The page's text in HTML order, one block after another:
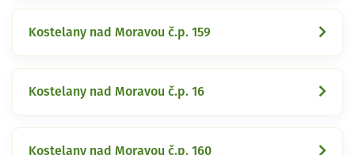
Kostelany nad Moravou č.p. 159
Kostelany nad Moravou č.p. 16
Kostelany nad Moravou č.p. 160